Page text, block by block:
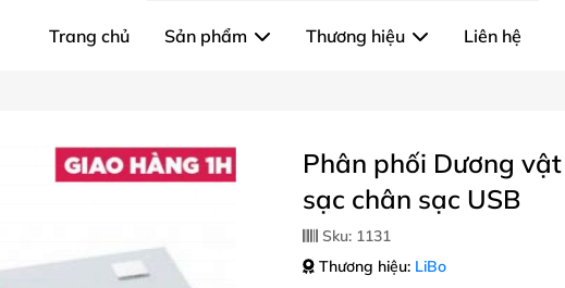
Trang chủ Sản phẩm Thương hiệu Liên hệ
Phân phối Dương
sạc chân sạc USB
Sku: 1131
Thương hiệu: LiBo